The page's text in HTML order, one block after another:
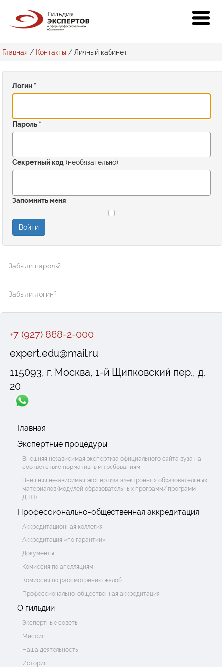
Главная / Контакты / Личный кабинет
Логин*
Пароль*
Секретный код (необязательно)
Запомнить меня
Войти
Забыли пароль?
Забыли логин?
+7 (927) 888-2-000
expert.edu@mail.ru
115093, г. Москва, 1-й Щипковский пер., д.
20
Главная
Экспертные процедуры
Внешняя независимая экспертиза официального сайта вуза на
соответствие нормативным требованиям
Внешняя независимая экспертиза электронных образовательных
материалов (модулей образовательных программ/ программ
ДПО)
Профессионально-общественная аккредитация
Аккредитационная коллегия
Аккредитация «по гарантии»
Документы
Комиссия по апелляциям
Комиссия по рассмотрению жалоб
Профессионально-общественная аккредитация
О гильдии
Экспертные советы
Миссия
Наша деятельность
История